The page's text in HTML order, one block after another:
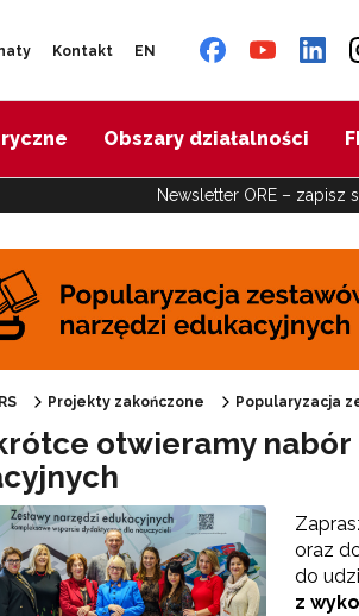
Kontakt EN
Obszary działalności
Newsletter ORE – zapisz
zestawów narzędzi edukacyjnych"
wsparcia"
Projekty zakończone Popularyzacja
otwieramy
oraz
do
z